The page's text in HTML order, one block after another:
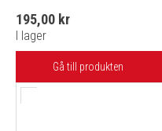
195,00 kr
I lager
Gå till produkten